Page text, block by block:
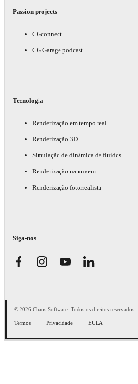
Passion projects
CGconnect
CG Garage podcast
Tecnologia
Renderização em tempo real
Renderização 3D
Simulação de dinâmica de fluidos
Renderização na nuvem
Renderização fotorrealista
Siga-nos
© 2026 Chaos Software. Todos os direitos reservados.
Termos Privacidade EULA